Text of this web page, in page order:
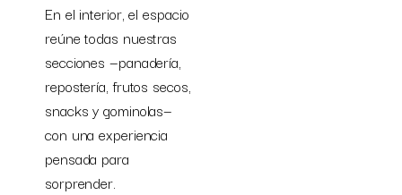
En el interior, el espacio
reúne todas nuestras
secciones —panadería,
repostería, frutos secos,
snacks y gominolas—
con una experiencia
pensada para
sorprender.